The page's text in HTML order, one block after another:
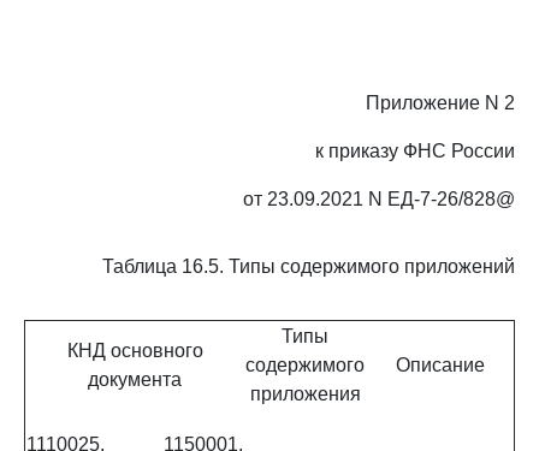
Приложение N 2
к приказу ФНС России
от 23.09.2021 N ЕД-7-26/828@
Таблица 16.5. Типы содержимого приложений
КНД основного
документа
Типы
содержимого
приложения
Описание
1110025, 1150001,